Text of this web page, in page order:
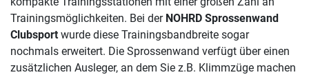
Trainingsmöglichkeiten. Bei der NOHRD Sprossenwand
Clubsport wurde diese Trainingsbandbreite sogar
nochmals erweitert. Die Sprossenwand verfügt über einen
zusätzlichen Ausleger, an dem Sie z.B. Klimmzüge machen